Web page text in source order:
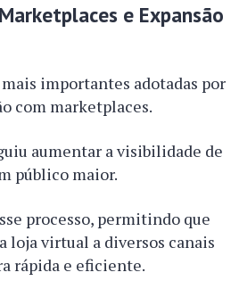
e Expansão
importantes adotadas por
com marketplaces.
aumentar a visibilidade de
público maior.
processo, permitindo que
loja virtual a diversos canais
rápida e eficiente.